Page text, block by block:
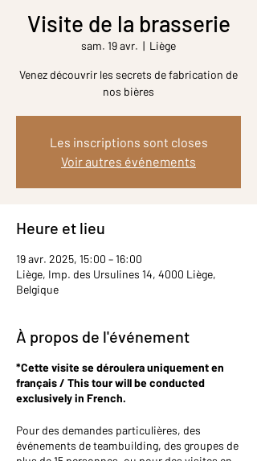
Visite de la brasserie
sam. 19 avr.
  |
Liège
Venez découvrir les secrets de fabrication de
nos bières
Les inscriptions sont closes
Voir autres événements
Heure et lieu
19 avr. 2025, 15:00 – 16:00
Liège, Imp. des Ursulines 14, 4000 Liège,
Belgique
À propos de l'événement
*Cette visite se déroulera uniquement en
français / This tour will be conducted
exclusively in French.
Pour des demandes particulières, des
événements de teambuilding, des groupes de